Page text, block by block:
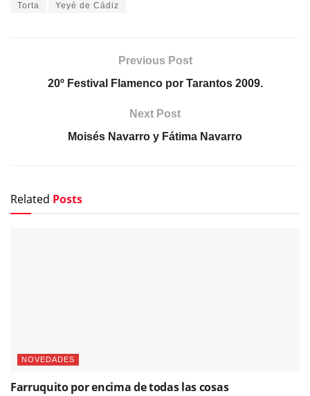
Torta Yeyé de Cádiz
Previous Post
20º Festival Flamenco por Tarantos 2009.
Next Post
Moisés Navarro y Fátima Navarro
Related Posts
NOVEDADES
Farruquito por encima de todas las cosas